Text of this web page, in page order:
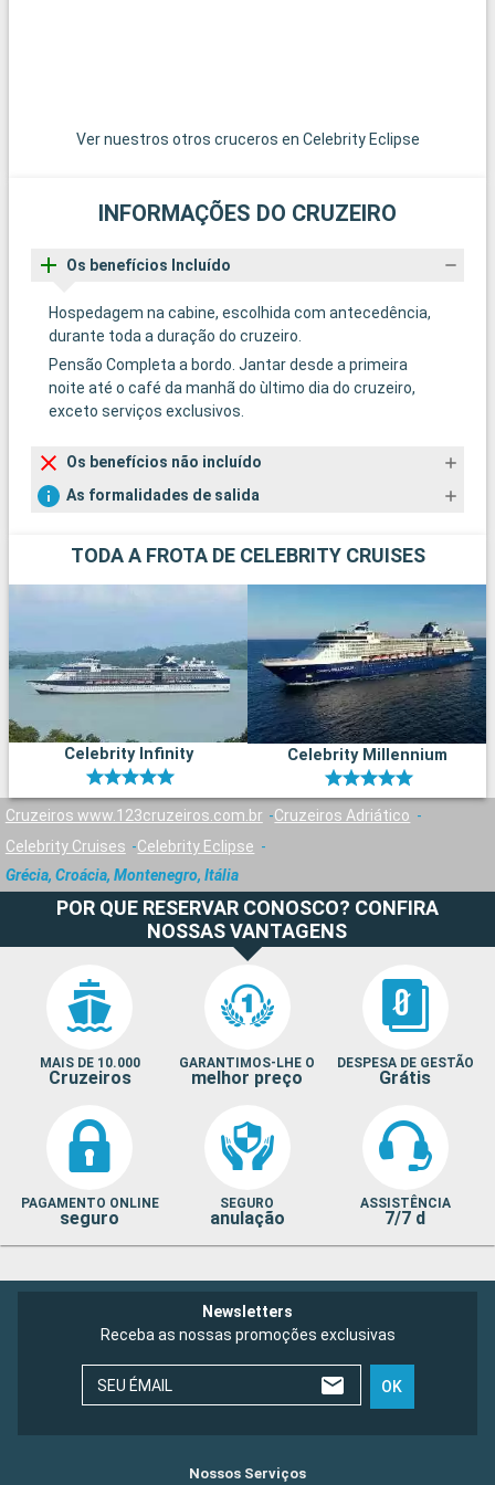
Ver nuestros otros cruceros en Celebrity Eclipse
INFORMAÇÕES DO CRUZEIRO
Os benefícios Incluído
Hospedagem na cabine, escolhida com antecedência,
durante toda a duração do cruzeiro.
Pensão Completa a bordo. Jantar desde a primeira
noite até o café da manhã do ùltimo dia do cruzeiro,
exceto serviços exclusivos.
Os benefícios não incluído
As formalidades de salida
TODA A FROTA DE CELEBRITY CRUISES
Celebrity Infinity Celebrity Millennium
Cruzeiros www.123cruzeiros.com.br
Cruzeiros Adriático
Celebrity Cruises
Celebrity Eclipse
Grécia, Croácia, Montenegro, Itália
POR QUE RESERVAR CONOSCO? CONFIRA
NOSSAS VANTAGENS
MAIS DE 10.000
Cruzeiros
GARANTIMOS-LHE O
melhor preço
DESPESA DE GESTÃO
Grátis
PAGAMENTO ONLINE
seguro
SEGURO
anulação
ASSISTÊNCIA
7/7 d
Newsletters
Receba as nossas promoções exclusivas
SEU ÉMAIL OK
Nossos Serviços